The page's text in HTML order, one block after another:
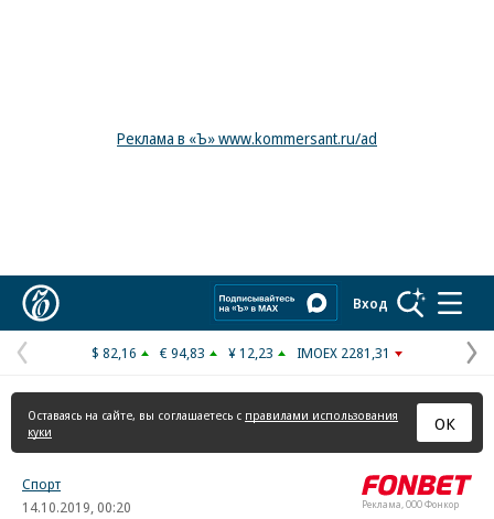
Реклама в «Ъ» www.kommersant.ru/ad
Вход
Предыдущая
страница
$ 82,16 € 94,83 ¥ 12,23 IMOEX 2281,31
Оставаясь на сайте, вы соглашаетесь с правилами использования
куки
ОК
Реклама, ООО Фонкор
Спорт
14.10.2019, 00:20